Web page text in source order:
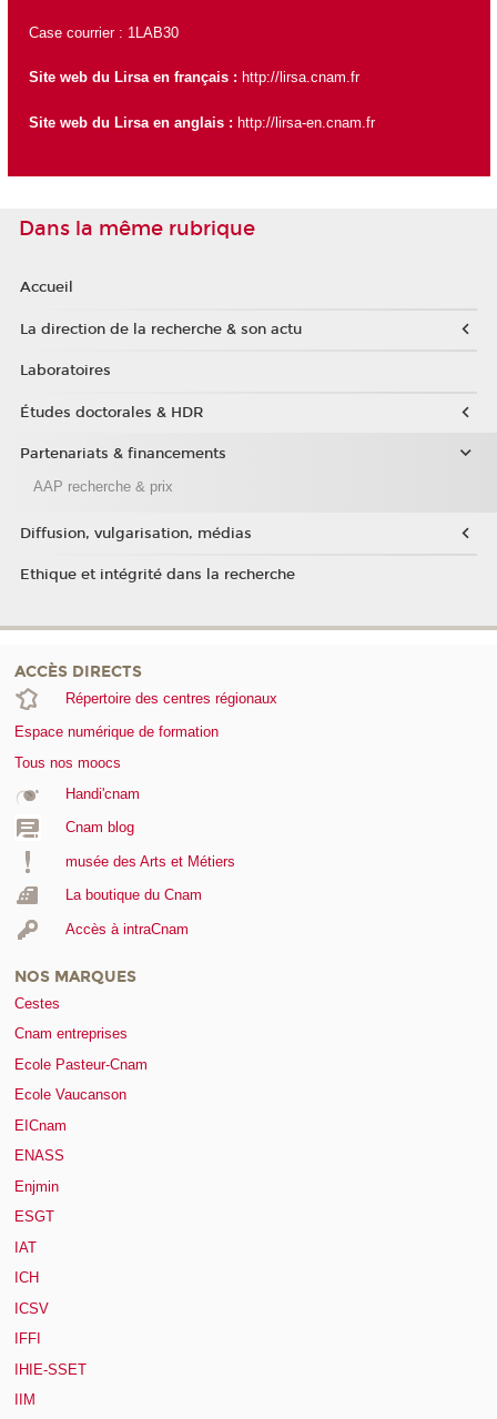
Case courrier : 1LAB30
Site web du Lirsa en français : http://lirsa.cnam.fr
Site web du Lirsa en anglais : http://lirsa-en.cnam.fr
Dans la même rubrique
Accueil
La direction de la recherche & son actu
Laboratoires
Études doctorales & HDR
Partenariats & financements
AAP recherche & prix
Diffusion, vulgarisation, médias
Ethique et intégrité dans la recherche
ACCÈS DIRECTS
Répertoire des centres régionaux
Espace numérique de formation
Tous nos moocs
Handi'cnam
Cnam blog
musée des Arts et Métiers
La boutique du Cnam
Accès à intraCnam
NOS MARQUES
Cestes
Cnam entreprises
Ecole Pasteur-Cnam
Ecole Vaucanson
EICnam
ENASS
Enjmin
ESGT
IAT
ICH
ICSV
IFFI
IHIE-SSET
IIM